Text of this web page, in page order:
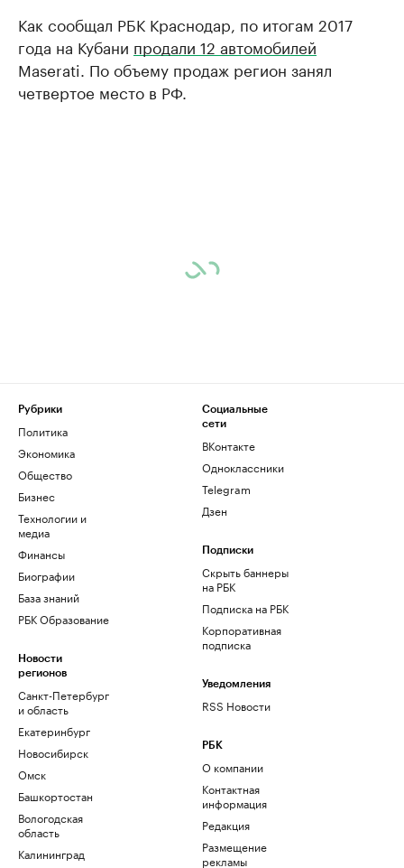
Как сообщал РБК Краснодар, по итогам 2017
года на Кубани продали 12 автомобилей
Maserati. По объему продаж регион занял
четвертое место в РФ.
Рубрики
Политика
Экономика
Общество
Бизнес
Технологии и
медиа
Финансы
Биографии
База знаний
РБК Образование
Новости
регионов
Санкт-Петербург
и область
Екатеринбург
Новосибирск
Омск
Башкортостан
Вологодская
область
Калининград
Социальные
сети
ВКонтакте
Одноклассники
Telegram
Дзен
Подписки
Скрыть баннеры
на РБК
Подписка на РБК
Корпоративная
подписка
Уведомления
RSS Новости
РБК
О компании
Контактная
информация
Редакция
Размещение
рекламы